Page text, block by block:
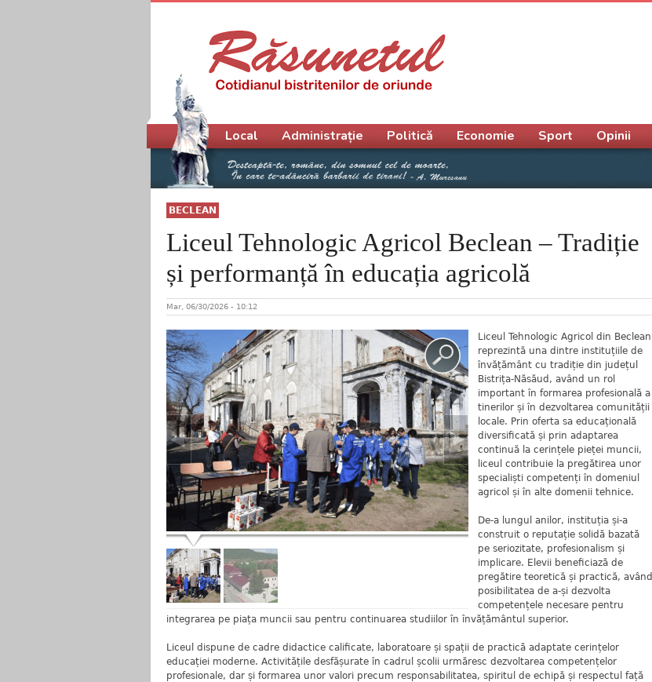
BECLEAN
Liceul Tehnologic Agricol Beclean – Tradiție
și performanță în educația agricolă
Mar, 06/30/2026 - 10:12
Liceul Tehnologic Agricol din Beclean
reprezintă una dintre instituțiile de
învățământ cu tradiție din județul
Bistrița-Năsăud, având un rol
important în formarea profesională a
tinerilor și în dezvoltarea comunității
locale. Prin oferta sa educațională
diversificată și prin adaptarea
continuă la cerințele pieței muncii,
liceul contribuie la pregătirea unor
specialiști competenți în domeniul
agricol și în alte domenii tehnice.
De-a lungul anilor, instituția și-a
construit o reputație solidă bazată
pe seriozitate, profesionalism și
implicare. Elevii beneficiază de
pregătire teoretică și practică, având
posibilitatea de a-și dezvolta
competențele necesare pentru
integrarea pe piața muncii sau pentru continuarea studiilor în învățământul superior.
Liceul dispune de cadre didactice calificate, laboratoare și spații de practică adaptate cerințelor
educației moderne. Activitățile desfășurate în cadrul școlii urmăresc dezvoltarea competențelor
profesionale, dar și formarea unor valori precum responsabilitatea, spiritul de echipă și respectul față
Meniu principal
Local Administrație Politică Economie Sport Opinii